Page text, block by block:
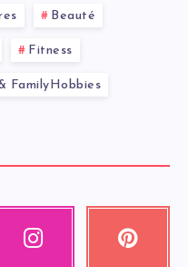
Beauté
Fitness
FamilyHobbies